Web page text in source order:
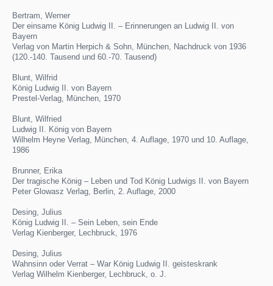
Bertram, Werner
Der einsame König Ludwig II. – Erinnerungen an Ludwig II. von
Bayern
Verlag von Martin Herpich & Sohn, München, Nachdruck von 1936
(120.-140. Tausend und 60.-70. Tausend)
Blunt, Wilfrid
König Ludwig II. von Bayern
Prestel-Verlag, München, 1970
Blunt, Wilfried
Ludwig II. König von Bayern
Wilhelm Heyne Verlag, München, 4. Auflage, 1970 und 10. Auflage,
1986
Brunner, Erika
Der tragische König – Leben und Tod König Ludwigs II. von Bayern
Peter Glowasz Verlag, Berlin, 2. Auflage, 2000
Desing, Julius
König Ludwig II. – Sein Leben, sein Ende
Verlag Kienberger, Lechbruck, 1976
Desing, Julius
Wahnsinn oder Verrat – War König Ludwig II. geisteskrank
Verlag Wilhelm Kienberger, Lechbruck, o. J.